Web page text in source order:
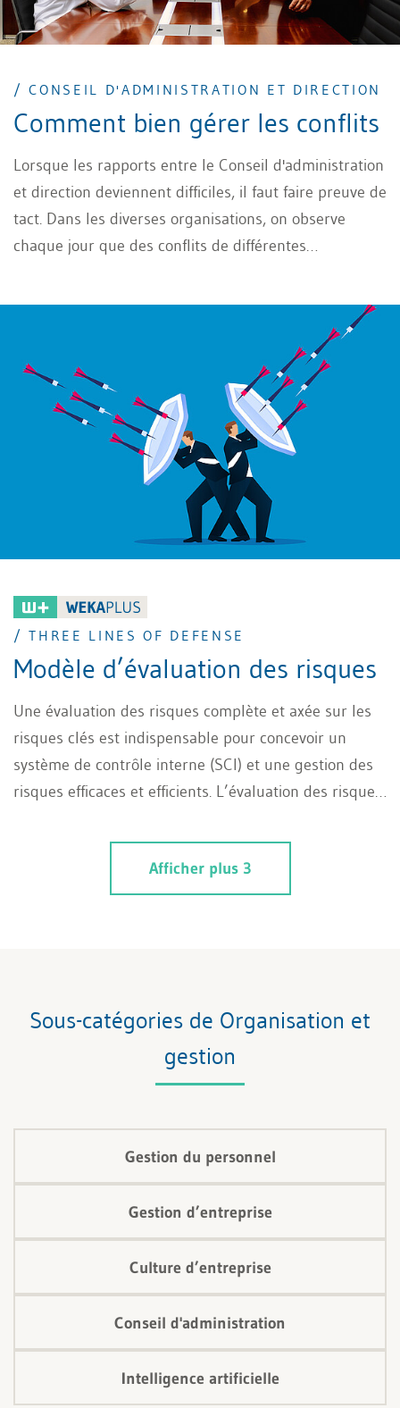
/ CONSEIL D'ADMINISTRATION ET DIRECTION
Comment bien gérer les conflits
Lorsque les rapports entre le Conseil d'administration
et direction deviennent difficiles, il faut faire preuve de
tact. Dans les diverses organisations, on observe
chaque jour que des conflits de différentes
aussi à d’autres niveaux. Ces conflits sont réglés entre
le supérieur hiérarchique et les collaborateurs ou au
niveau de la direction, à savoir entre la direction et le
Conseil d’administration.
/ THREE LINES OF DEFENSE
Modèle d’évaluation des risques
Une évaluation des risques complète et axée sur les
risques clés est indispensable pour concevoir un
système de contrôle interne (SCI) et une gestion des
risques efficaces et efficients. L’évaluation des risques,
mêmes, doit être adaptée à la taille, à la complexité et
au profil de risque de l’organisation concernée. Le
présent article présente le concept des Three Lines of
Afficher plus 3
Sous-catégories de Organisation et
gestion
Gestion du personnel
Gestion d’entreprise
Culture d’entreprise
Conseil d'administration
Intelligence artificielle